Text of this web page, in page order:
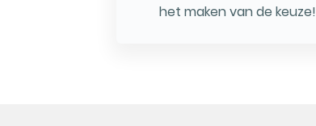
het maken van de keuze!